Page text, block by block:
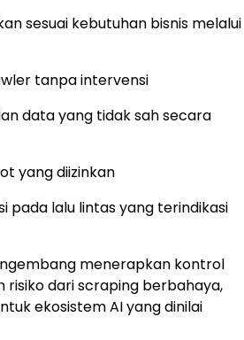
sesuai kebutuhan bisnis melalui
tanpa intervensi
data yang tidak sah secara
yang diizinkan
pada lalu lintas yang terindikasi
menerapkan kontrol
risiko dari scraping berbahaya,
ekosistem AI yang dinilai